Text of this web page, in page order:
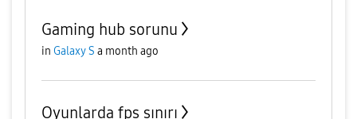
Gaming hub sorunu
in Galaxy S a month ago
Oyunlarda fps sınırı